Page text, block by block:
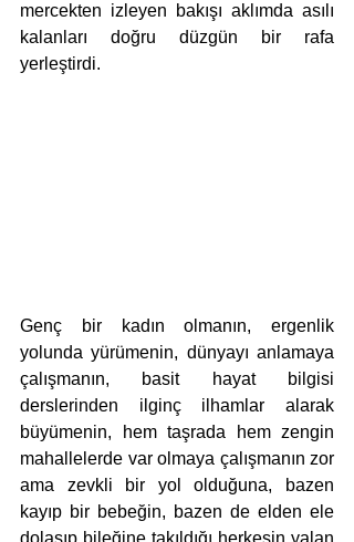
mercekten izleyen bakışı aklımda asılı
kalanları doğru düzgün bir rafa
yerleştirdi.
Genç bir kadın olmanın, ergenlik
yolunda yürümenin, dünyayı anlamaya
çalışmanın, basit hayat bilgisi
derslerinden ilginç ilhamlar alarak
büyümenin, hem taşrada hem zengin
mahallelerde var olmaya çalışmanın zor
ama zevkli bir yol olduğuna, bazen
kayıp bir bebeğin, bazen de elden ele